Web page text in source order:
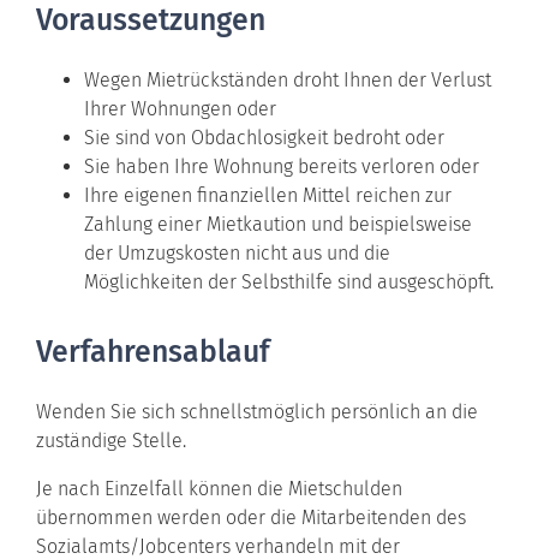
Voraussetzungen
Wegen Mietrückständen droht Ihnen der Verlust
Ihrer Wohnungen oder
Sie sind von Obdachlosigkeit bedroht oder
Sie haben Ihre Wohnung bereits verloren oder
Ihre eigenen finanziellen Mittel reichen zur
Zahlung einer Mietkaution und beispielsweise
der Umzugskosten nicht aus und die
Möglichkeiten der Selbsthilfe sind ausgeschöpft.
Verfahrensablauf
Wenden Sie sich schnellstmöglich persönlich an die
zuständige Stelle.
Je nach Einzelfall können die Mietschulden
übernommen werden oder die Mitarbeitenden des
Sozialamts/Jobcenters verhandeln mit der